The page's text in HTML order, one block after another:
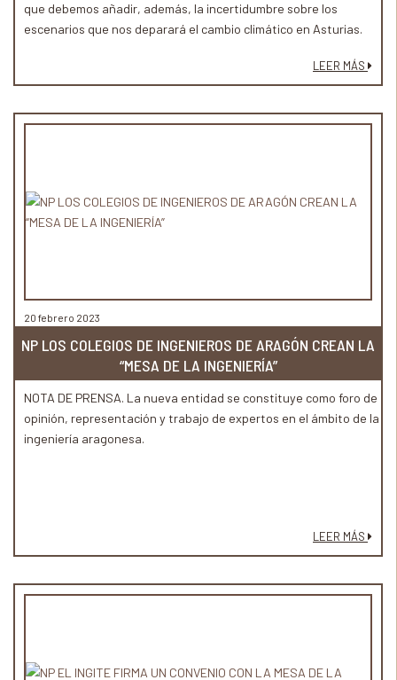
que debemos añadir, además, la incertidumbre sobre los
escenarios que nos deparará el cambio climático en Asturias.
LEER MÁS
20 febrero 2023
NP LOS COLEGIOS DE INGENIEROS DE ARAGÓN CREAN LA
“MESA DE LA INGENIERÍA”
NOTA DE PRENSA. La nueva entidad se constituye como foro de
opinión, representación y trabajo de expertos en el ámbito de la
ingeniería aragonesa.
LEER MÁS